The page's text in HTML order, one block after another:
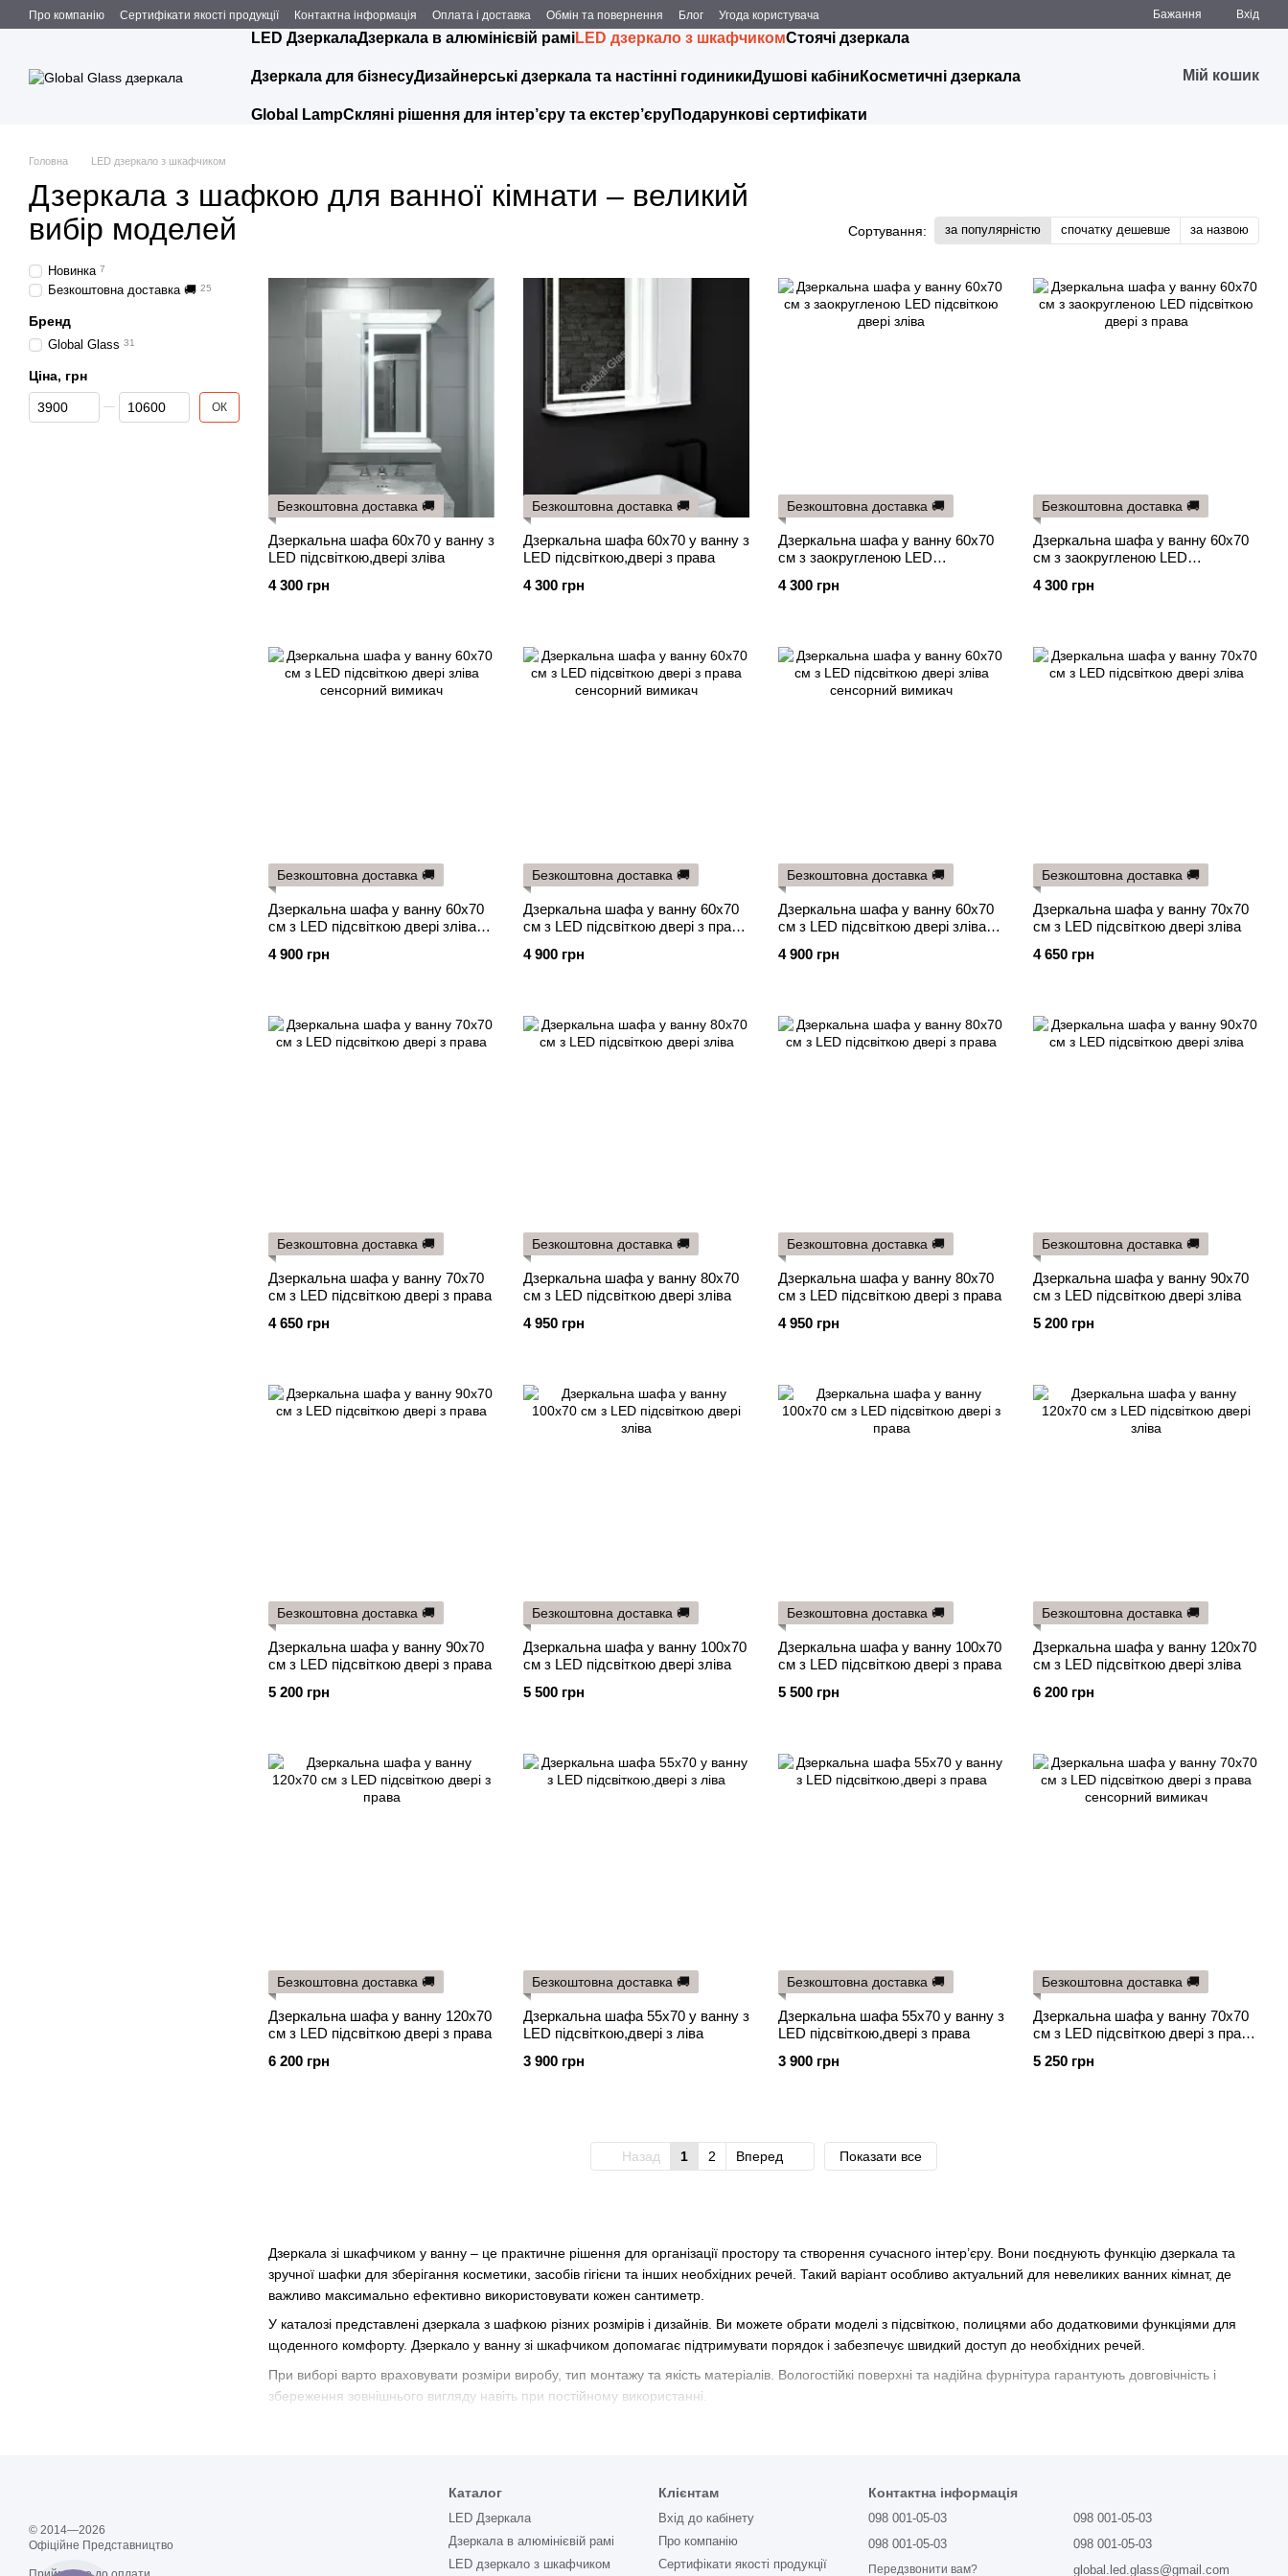
Перейти до основного контенту
Про компанію Сертифікати якості продукції Контактна інформація Оплата і доставка Обмін та повернення Блог Угода користувача Бажання Вхід
LED ДзеркалаДзеркала в алюмінієвій раміLED дзеркало з шкафчикомСтоячі дзеркала
Дзеркала для бізнесуДизайнерські дзеркала та настінні годиникиДушові кабіни Косметичні дзеркала
Global LampСкляні рішення для інтер’єру та екстер’єруПодарункові сертифікати
Мій кошик
Головна LED дзеркало з шкафчиком
Дзеркала з шафкою для ванної кімнати – великий
вибір моделей
Сортування: за популярністю спочатку дешевше за назвою
Дзеркала зі шкафчиком у ванну – це практичне рішення для організації простору та створення сучасного інтер’єру. Вони поєднують функцію дзеркала та
зручної шафки для зберігання косметики, засобів гігієни та інших необхідних речей. Такий варіант особливо актуальний для невеликих ванних кімнат, де
важливо максимально ефективно використовувати кожен сантиметр.
У каталозі представлені дзеркала з шафкою різних розмірів і дизайнів. Ви можете обрати моделі з підсвіткою, полицями або додатковими функціями для
щоденного комфорту. Дзеркало у ванну зі шкафчиком допомагає підтримувати порядок і забезпечує швидкий доступ до необхідних речей.
При виборі варто враховувати розміри виробу, тип монтажу та якість матеріалів. Вологостійкі поверхні та надійна фурнітура гарантують довговічність і
збереження зовнішнього вигляду навіть при постійному використанні.
Безкоштовна доставка 🚚
Дзеркальна шафа 60х70 у ванну з
LED підсвіткою,двері зліва
4 300 грн
Безкоштовна доставка 🚚
Дзеркальна шафа 60х70 у ванну з
LED підсвіткою,двері з права
4 300 грн
Безкоштовна доставка 🚚
Дзеркальна шафа у ванну 60х70
см з заокругленою LED
4 300 грн
Безкоштовна доставка 🚚
Дзеркальна шафа у ванну 60х70
см з заокругленою LED
4 300 грн
Безкоштовна доставка 🚚
Дзеркальна шафа у ванну 60х70
см з LED підсвіткою двері зліва
4 900 грн
Безкоштовна доставка 🚚
Дзеркальна шафа у ванну 60х70
см з LED підсвіткою двері з права
4 900 грн
Безкоштовна доставка 🚚
Дзеркальна шафа у ванну 60х70
см з LED підсвіткою двері зліва
4 900 грн
Безкоштовна доставка 🚚
Дзеркальна шафа у ванну 70х70
см з LED підсвіткою двері зліва
4 650 грн
Безкоштовна доставка 🚚
Дзеркальна шафа у ванну 70х70
см з LED підсвіткою двері з права
4 650 грн
Безкоштовна доставка 🚚
Дзеркальна шафа у ванну 80х70
см з LED підсвіткою двері зліва
4 950 грн
Безкоштовна доставка 🚚
Дзеркальна шафа у ванну 80х70
см з LED підсвіткою двері з права
4 950 грн
Безкоштовна доставка 🚚
Дзеркальна шафа у ванну 90х70
см з LED підсвіткою двері зліва
5 200 грн
Безкоштовна доставка 🚚
Дзеркальна шафа у ванну 90х70
см з LED підсвіткою двері з права
5 200 грн
Безкоштовна доставка 🚚
Дзеркальна шафа у ванну 100х70
см з LED підсвіткою двері зліва
5 500 грн
Безкоштовна доставка 🚚
Дзеркальна шафа у ванну 100х70
см з LED підсвіткою двері з права
5 500 грн
Безкоштовна доставка 🚚
Дзеркальна шафа у ванну 120х70
см з LED підсвіткою двері зліва
6 200 грн
Безкоштовна доставка 🚚
Дзеркальна шафа у ванну 120х70
см з LED підсвіткою двері з права
6 200 грн
Безкоштовна доставка 🚚
Дзеркальна шафа 55х70 у ванну з
LED підсвіткою,двері з ліва
3 900 грн
Безкоштовна доставка 🚚
Дзеркальна шафа 55х70 у ванну з
LED підсвіткою,двері з права
3 900 грн
Безкоштовна доставка 🚚
Дзеркальна шафа у ванну 70х70
см з LED підсвіткою двері з права
5 250 грн
Назад 1 2 Вперед Показати все
Новинка 7
Безкоштовна доставка 🚚 25
Бренд
Global Glass 31
Ціна, грн
Від Ціна, грн
До Ціна, грн ОК
© 2014—2026
Офіційне Представництво
Каталог
LED Дзеркала
Дзеркала в алюмінієвій рамі
LED дзеркало з шкафчиком
Клієнтам
Вхід до кабінету
Про компанію
Сертифікати якості продукції
Контактна інформація
098 001-05-03
098 001-05-03
Передзвонити вам?
098 001-05-03
098 001-05-03
global.led.glass@gmail.com